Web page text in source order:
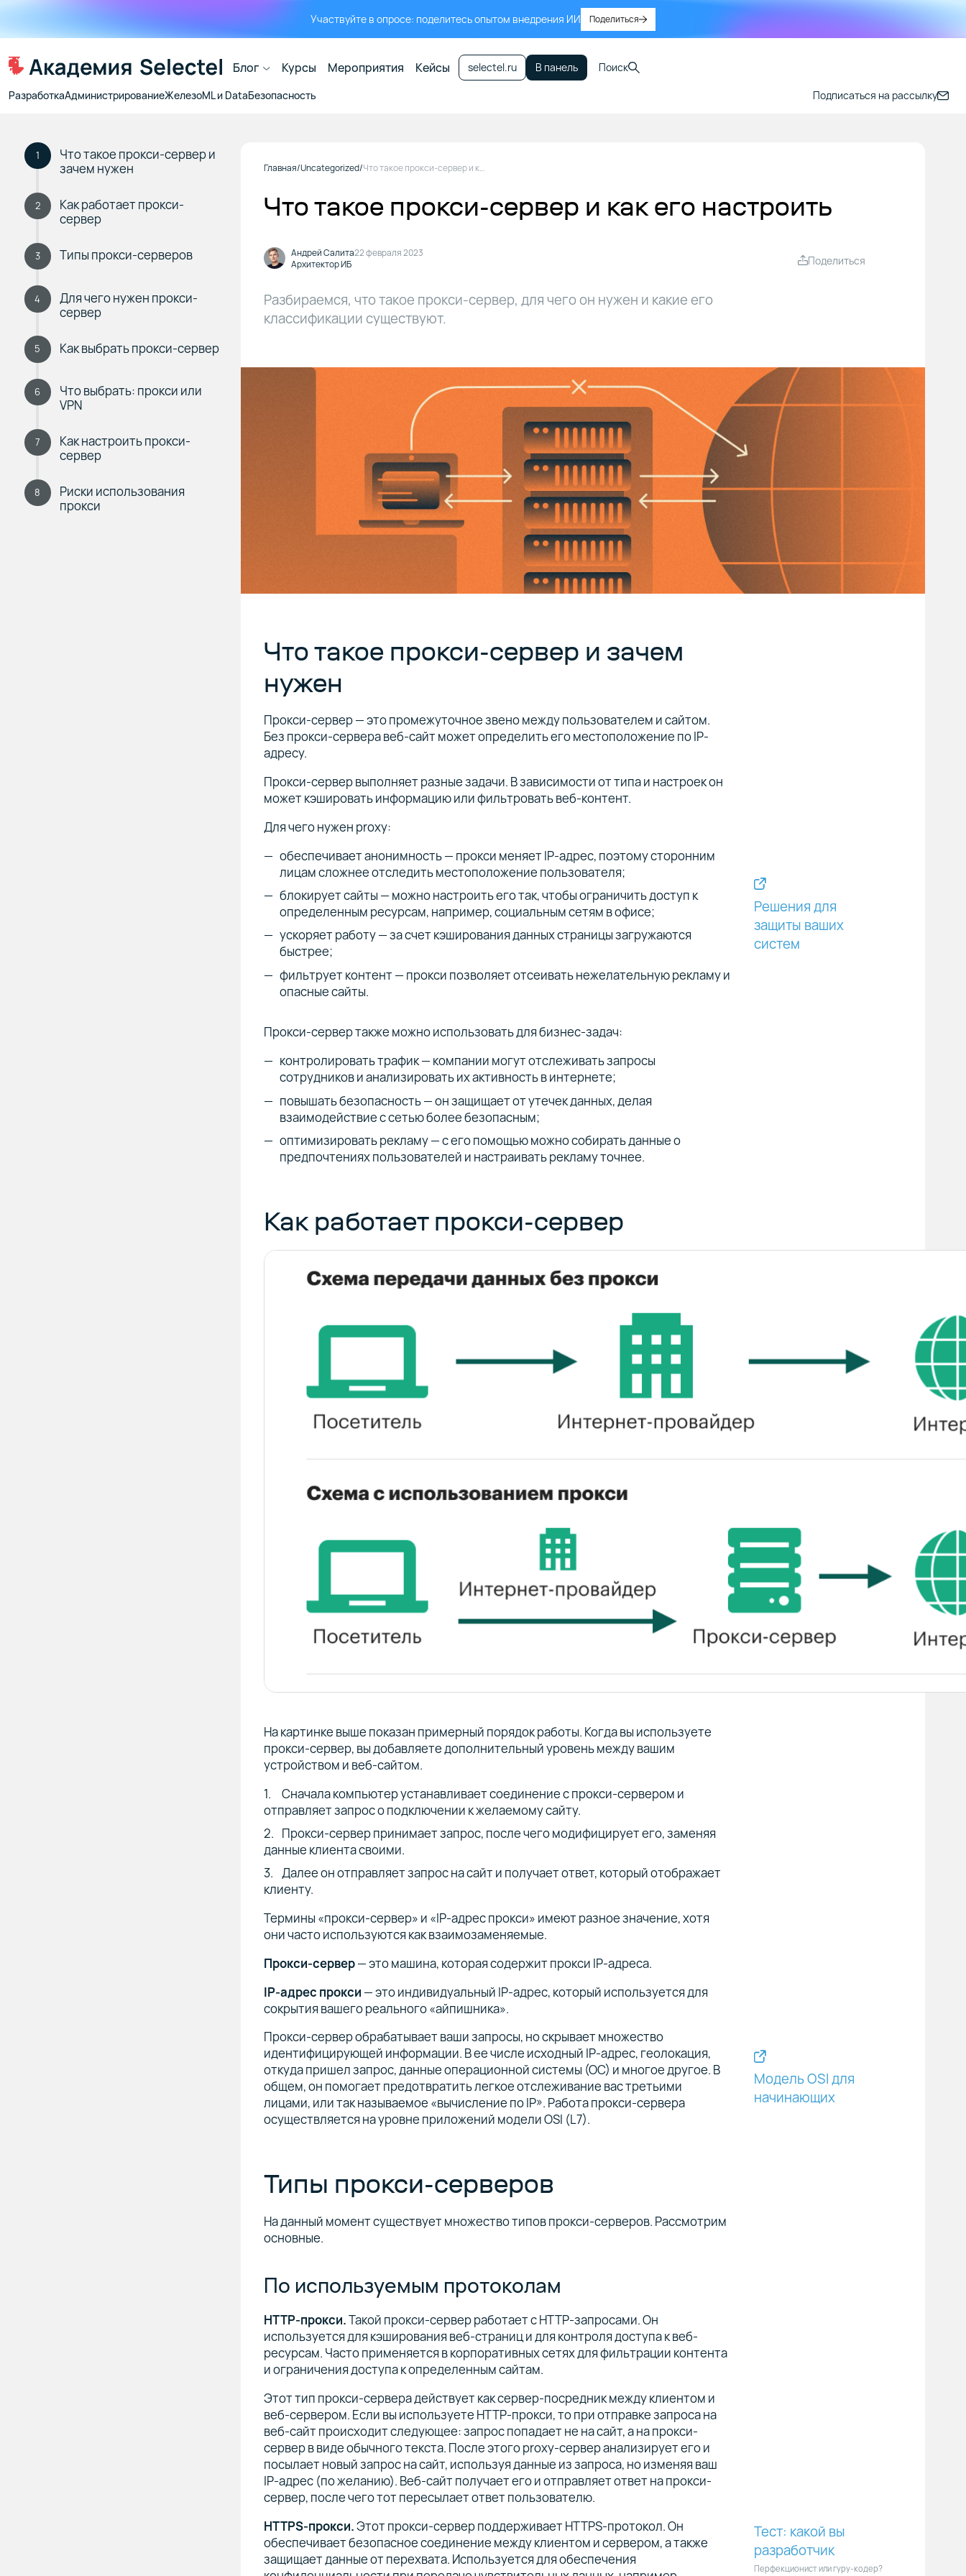
Участвуйте в опросе: поделитесь опытом внедрения ИИ Поделиться
Блог Курсы Мероприятия Кейсы selectel.ru В панель Поиск
РазработкаАдминистрированиеЖелезоML и DataБезопасность Подписаться на рассылку
1
Что такое прокси-сервер и
зачем нужен
2
Как работает прокси-
сервер
3 Типы прокси-серверов
4
Для чего нужен прокси-
сервер
5 Как выбрать прокси-сервер
6
Что выбрать: прокси или
VPN
7
Как настроить прокси-
сервер
8
Риски использования
прокси
Главная Uncategorized Что такое прокси-сервер и как его настроить
Что такое прокси-сервер и как его настроить
Андрей Салита
Архитектор ИБ
22 февраля 2023
Поделиться
Разбираемся, что такое прокси-сервер, для чего он нужен и какие его
классификации существуют.
Что такое прокси-сервер и зачем
нужен
Прокси-сервер — это промежуточное звено между пользователем и сайтом.
Без прокси-сервера веб-сайт может определить его местоположение по IP-
адресу.
Прокси-сервер выполняет разные задачи. В зависимости от типа и настроек он
может кэшировать информацию или фильтровать веб-контент.
Для чего нужен proxy:
обеспечивает анонимность — прокси меняет IP-адрес, поэтому сторонним
лицам сложнее отследить местоположение пользователя;
блокирует сайты — можно настроить его так, чтобы ограничить доступ к
определенным ресурсам, например, социальным сетям в офисе;
ускоряет работу — за счет кэширования данных страницы загружаются
быстрее;
фильтрует контент — прокси позволяет отсеивать нежелательную рекламу и
опасные сайты.
Решения для
защиты ваших
систем
Прокси-сервер также можно использовать для бизнес-задач:
контролировать трафик — компании могут отслеживать запросы
сотрудников и анализировать их активность в интернете;
повышать безопасность — он защищает от утечек данных, делая
взаимодействие с сетью более безопасным;
оптимизировать рекламу — с его помощью можно собирать данные о
предпочтениях пользователей и настраивать рекламу точнее.
Как работает прокси-сервер
На картинке выше показан примерный порядок работы. Когда вы используете
прокси-сервер, вы добавляете дополнительный уровень между вашим
устройством и веб-сайтом.
Сначала компьютер устанавливает соединение с прокси-сервером и
отправляет запрос о подключении к желаемому сайту.
Прокси-сервер принимает запрос, после чего модифицирует его, заменяя
данные клиента своими.
Далее он отправляет запрос на сайт и получает ответ, который отображает
клиенту.
Термины «прокси-сервер» и «IP-адрес прокси» имеют разное значение, хотя
они часто используются как взаимозаменяемые.
Прокси-сервер— это машина, которая содержит прокси IP-адреса.
IP-адрес прокси — это индивидуальный IP-адрес, который используется для
сокрытия вашего реального «айпишника».
Прокси-сервер обрабатывает ваши запросы, но скрывает множество
идентифицирующей информации. В ее числе исходный IP-адрес, геолокация,
откуда пришел запрос, данные операционной системы (ОС) и многое другое. В
общем, он помогает предотвратить легкое отслеживание вас третьими
лицами, или так называемое «вычисление по IP». Работа прокси-сервера
осуществляется на уровне приложений модели OSI (L7).
Модель OSI для
начинающих
Типы прокси-серверов
На данный момент существует множество типов прокси-серверов. Рассмотрим
основные.
По используемым протоколам
HTTP-прокси.Такой прокси-сервер работает с HTTP-запросами. Он
используется для кэширования веб-страниц и для контроля доступа к веб-
ресурсам. Часто применяется в корпоративных сетях для фильтрации контента
и ограничения доступа к определенным сайтам.
Этот тип прокси-сервера действует как сервер-посредник между клиентом и
веб-сервером. Если вы используете HTTP-прокси, то при отправке запроса на
веб-сайт происходит следующее: запрос попадает не на сайт, а на прокси-
сервер в виде обычного текста. После этого proxy-сервер анализирует его и
посылает новый запрос на сайт, используя данные из запроса, но изменяя ваш
IP-адрес (по желанию). Веб-сайт получает его и отправляет ответ на прокси-
сервер, после чего тот пересылает ответ пользователю.
HTTPS-прокси.Этот прокси-сервер поддерживает HTTPS-протокол. Он
обеспечивает безопасное соединение между клиентом и сервером, а также
защищает данные от перехвата. Используется для обеспечения
Тест: какой вы
разработчик
Перфекционист или гуру-кодер?